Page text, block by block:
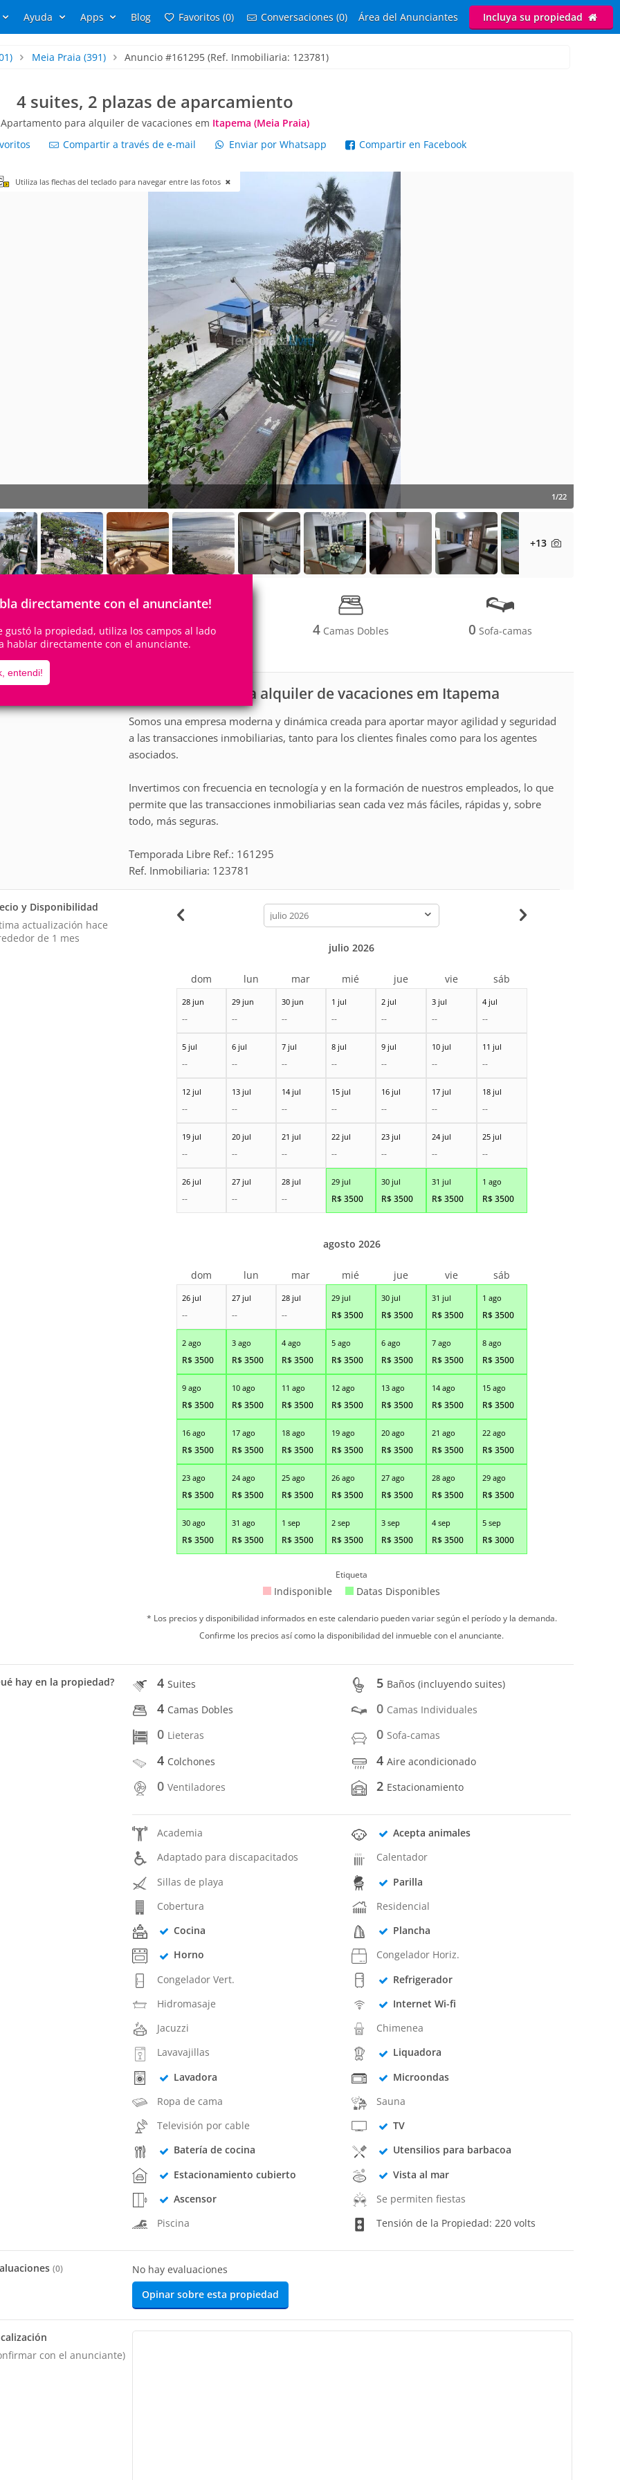
Ayuda Apps Blog Favoritos (0) Conversaciones (0) Área del Anunciantes Incluya su propiedad
Meia Praia (391) Anuncio #161295 (Ref. Inmobiliaria: 123781)
4 suites, 2 plazas de aparcamiento
Apartamento para alquiler de vacaciones em Itapema (Meia Praia)
Compartir a través de e-mail Enviar por Whatsapp Compartir en Facebook
directamente con el anunciante!
gustó la propiedad, utiliza los campos al lado
hablar directamente con el anunciante.
entendi!
Utiliza las flechas del teclado para navegar entre las fotos
1/22
+13
12Personas 4Cuartos
4
4Camas Dobles 0 Sofa-camas
Apartamento para alquiler de vacaciones em Itapema
Somos una empresa moderna y dinámica creada para aportar mayor agilidad y seguridad
a las transacciones inmobiliarias, tanto para los clientes finales como para los agentes
asociados.
Invertimos con frecuencia en tecnología y en la formación de nuestros empleados, lo que
permite que las transacciones inmobiliarias sean cada vez más fáciles, rápidas y, sobre
todo, más seguras.
Temporada Libre Ref.: 161295
Ref. Inmobiliaria: 123781
y Disponibilidad
actualización hace
de 1 mes
calendar-
month
28 jun
--
29 jun
--
30 jun
--
1 jul
--
2 jul
--
3 jul
--
4 jul
--
5 jul
--
6 jul
--
7 jul
--
8 jul
--
9 jul
--
10 jul
--
11 jul
--
12 jul
--
13 jul
--
14 jul
--
15 jul
--
16 jul
--
17 jul
--
18 jul
--
19 jul
--
20 jul
--
21 jul
--
22 jul
--
23 jul
--
24 jul
--
25 jul
--
26 jul
--
27 jul
--
28 jul
--
29 jul
R$3500
30 jul
R$3500
31 jul
R$3500
1 ago
R$3500
julio 2026
dom lun mar mié jue vie sáb
26 jul
--
27 jul
--
28 jul
--
29 jul
R$3500
30 jul
R$3500
31 jul
R$3500
1 ago
R$3500
2 ago
R$3500
3 ago
R$3500
4 ago
R$3500
5 ago
R$3500
6 ago
R$3500
7 ago
R$3500
8 ago
R$3500
9 ago
R$3500
10 ago
R$3500
11 ago
R$3500
12 ago
R$3500
13 ago
R$3500
14 ago
R$3500
15 ago
R$3500
16 ago
R$3500
17 ago
R$3500
18 ago
R$3500
19 ago
R$3500
20 ago
R$3500
21 ago
R$3500
22 ago
R$3500
23 ago
R$3500
24 ago
R$3500
25 ago
R$3500
26 ago
R$3500
27 ago
R$3500
28 ago
R$3500
29 ago
R$3500
30 ago
R$3500
31 ago
R$3500
1 sep
R$3500
2 sep
R$3500
3 sep
R$3500
4 sep
R$3500
5 sep
R$3000
agosto 2026
dom lun mar mié jue vie sáb
Etiqueta
Indisponible Datas Disponibles
* Los precios y disponibilidad informados en este calendario pueden variar según el período y la demanda.
Confirme los precios así como la disponibilidad del inmueble con el anunciante.
hay en la propiedad? 4Suites 5 Baños (incluyendo suites)
4 Camas Dobles 0 Camas Individuales
0 Lieteras 0 Sofa-camas
4 Colchones 4Aire acondicionado
0Ventiladores 2 Estacionamiento
Academia
Acepta animales
Adaptado para discapacitados
Calentador
Sillas de playa
Parilla
Cobertura
Residencial
Cocina
Plancha
Horno
Congelador Horiz.
Congelador Vert.
Refrigerador
Hidromasaje
Internet Wi-fi
Jacuzzi
Chimenea
Lavavajillas
Liquadora
Lavadora
Microondas
Ropa de cama
Sauna
Televisión por cable
TV
Batería de cocina
Utensilios para barbacoa
Estacionamiento cubierto
Vista al mar
Ascensor
Se permiten fiestas
Piscina
Tensión de la Propiedad: 220 volts
(0)
No hay evaluaciones
Opinar sobre esta propiedad
con el anunciante)